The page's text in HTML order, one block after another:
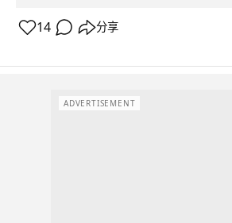
14 分享
ADVERTISEMENT